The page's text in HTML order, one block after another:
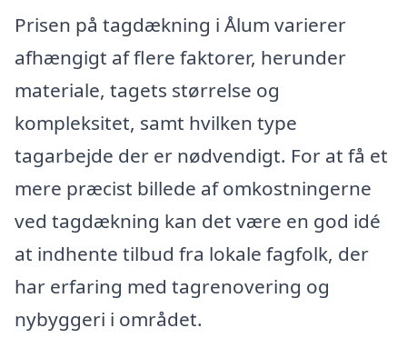
Prisen på tagdækning i Ålum varierer
afhængigt af flere faktorer, herunder
materiale, tagets størrelse og
kompleksitet, samt hvilken type
tagarbejde der er nødvendigt. For at få et
mere præcist billede af omkostningerne
ved tagdækning kan det være en god idé
at indhente tilbud fra lokale fagfolk, der
har erfaring med tagrenovering og
nybyggeri i området.